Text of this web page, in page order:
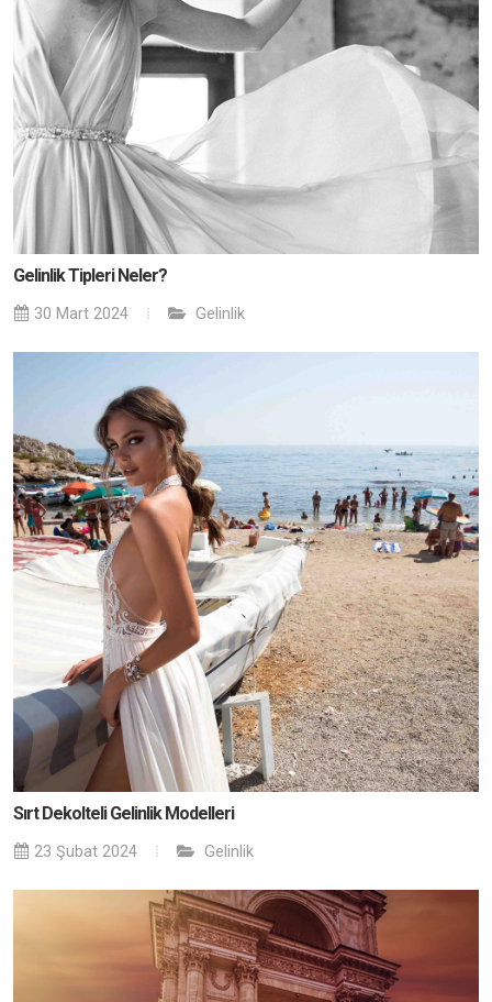
Gelinlik Tipleri Neler?
30 Mart 2024 Gelinlik
Sırt Dekolteli Gelinlik Modelleri
23 Şubat 2024 Gelinlik